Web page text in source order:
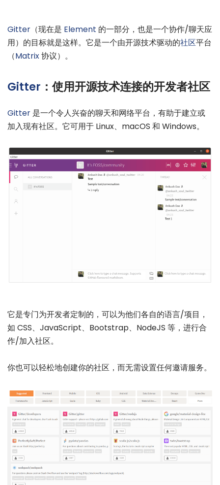
Gitter （现在是 Element 的一部分，也是一个协作/聊天应
用）的目标就是这样。它是一个由开源技术驱动的社区平台
（Matrix协议）。
Gitter ：使用开源技术连接的开发者社区
Gitter 是一个令人兴奋的聊天和网络平台，有助于建立或
加入现有社区。它可用于 Linux、macOS 和 Windows。
它是专门为开发者定制的，可以为他们各自的语言/项目，
如 CSS、JavaScript、Bootstrap、NodeJS 等，进行合
作/加入社区。
你也可以轻松地创建你的社区，而无需设置任何邀请服务。